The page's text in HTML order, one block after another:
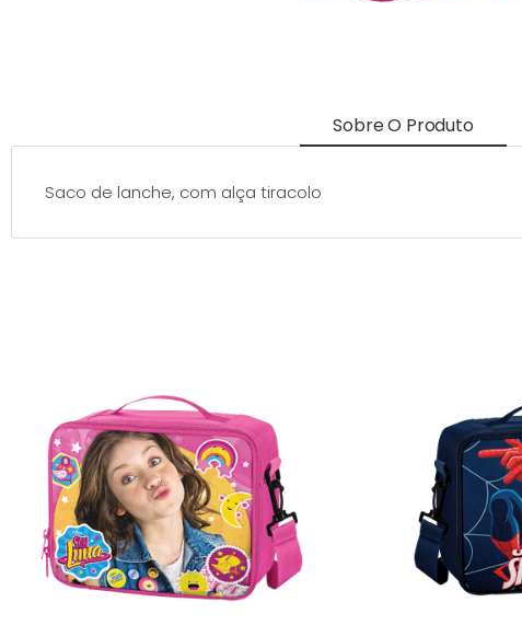
Sobre O Produto
Saco de lanche, com alça tiracolo